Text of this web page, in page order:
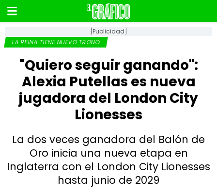
[Publicidad]
LA REINA TIENE NUEVO TRONO
"Quiero seguir ganando":
Alexia Putellas es nueva
jugadora del London City
Lionesses
La dos veces ganadora del Balón de
Oro inicia una nueva etapa en
Inglaterra con el London City Lionesses
hasta junio de 2029